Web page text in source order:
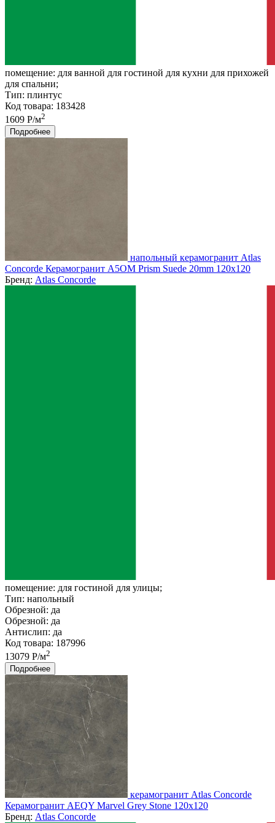
помещение: для ванной для гостиной для кухни для прихожей
для спальни;
Тип: плинтус
Код товара: 183428
1609 Р/м2
Подробнее
напольный керамогранит Atlas
Concorde Керамогранит A5OM Prism Suede 20mm 120x120
Бренд: Atlas Concorde
помещение: для гостиной для улицы;
Тип: напольный
Обрезной: да
Обрезной: да
Антислип: да
Код товара: 187996
13079 Р/м2
Подробнее
керамогранит Atlas Concorde
Керамогранит AEQY Marvel Grey Stone 120x120
Бренд: Atlas Concorde